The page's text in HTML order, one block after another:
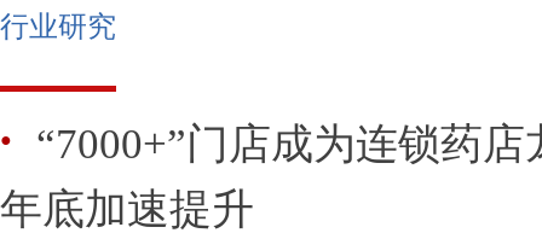
行业研究
● “7000+”门店成为连锁药
年底加速提升